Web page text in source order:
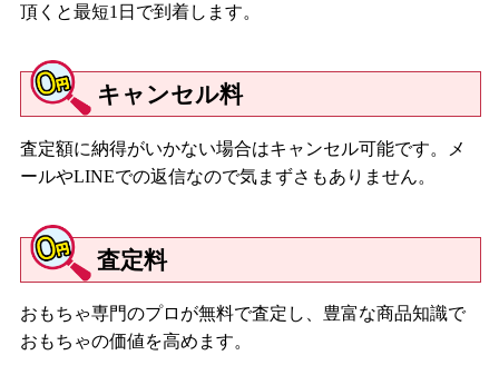
頂くと最短1日で到着します。
キャンセル料
査定額に納得がいかない場合はキャンセル可能です。メ
ールやLINEでの返信なので気まずさもありません。
査定料
おもちゃ専門のプロが無料で査定し、豊富な商品知識で
おもちゃの価値を高めます。